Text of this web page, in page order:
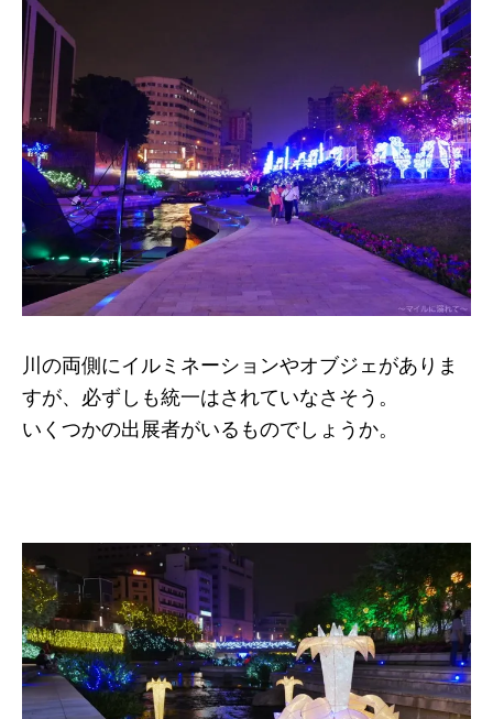
川の両側にイルミネーションやオブジェがありま
すが、必ずしも統一はされていなさそう。
いくつかの出展者がいるものでしょうか。